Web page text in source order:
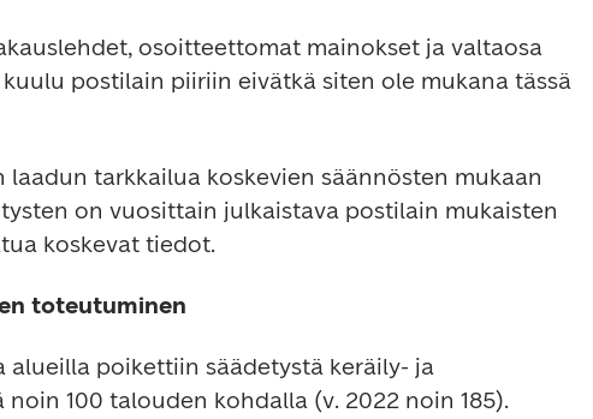
osoitteettomat mainokset ja valtaosa
postilain piiriin eivätkä siten ole mukana tässä
laadun tarkkailua koskevien säännösten mukaan
on vuosittain julkaistava postilain mukaisten
koskevat tiedot.
toteutuminen
alueilla poikettiin säädetystä keräily- ja
100 talouden kohdalla (v. 2022 noin 185).